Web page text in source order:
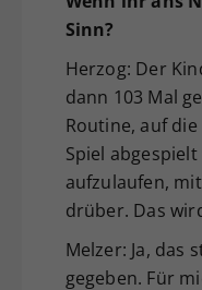
Sinn?
Herzog: Der
dann 103 Mal
Routine, auf
Spiel
aufzulaufen,
drüber. Das
Melzer: Ja, das
gegeben. Für